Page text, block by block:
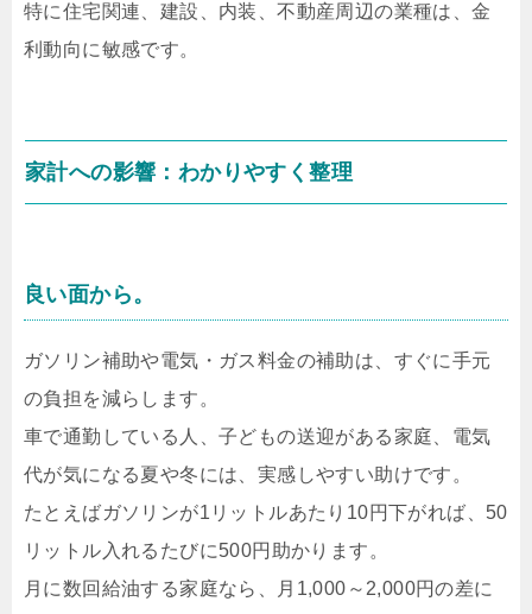
特に住宅関連、建設、内装、不動産周辺の業種は、金
利動向に敏感です。
家計への影響：わかりやすく整理
良い面から。
ガソリン補助や電気・ガス料金の補助は、すぐに手元
の負担を減らします。
車で通勤している人、子どもの送迎がある家庭、電気
代が気になる夏や冬には、実感しやすい助けです。
たとえばガソリンが1リットルあたり10円下がれば、50
リットル入れるたびに500円助かります。
月に数回給油する家庭なら、月1,000～2,000円の差に